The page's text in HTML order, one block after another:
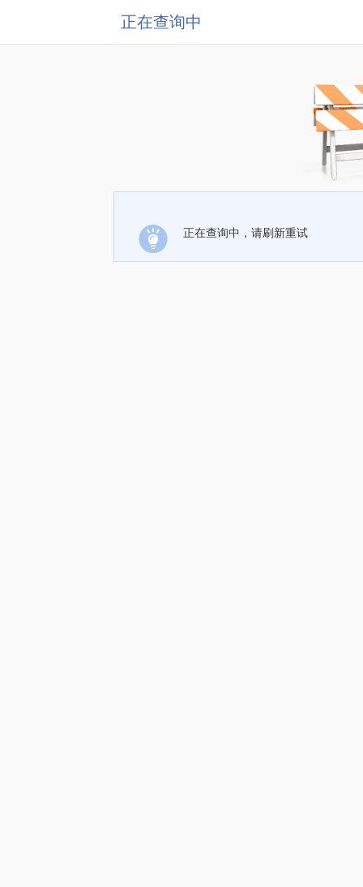
正在查询中
正在查询中，请刷新重试